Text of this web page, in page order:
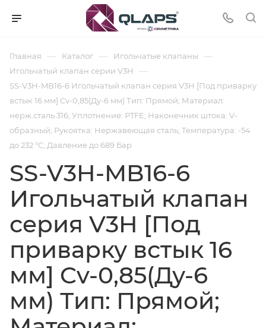
Главная — Каталог — Игольчатые клапаны —
Игольчатый клапан серии V3H —
SS-V3H-MB16-6 Игольчатый клапан серия V3H [Под приварку
встык 16 мм] Cv-0,85(Ду-6 мм) Тип: Прямой; Материал:
нерж.сталь 316; Уплотнение: PTFE; Наконечник штока: V-
образный; Рукоятка: Нержавеющая сталь; Температура: -54
до 232 °C; Давление до 689 Бар
SS-V3H-MB16-6
Игольчатый клапан
серия V3H [Под
приварку встык 16
мм] Cv-0,85(Ду-6
мм) Тип: Прямой;